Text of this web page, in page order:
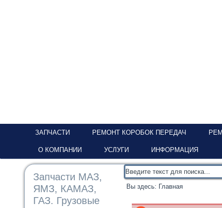
ЗАПЧАСТИ РЕМОНТ КОРОБОК ПЕРЕДАЧ
О КОМПАНИИ УСЛУГИ ИНФОРМАЦИЯ
Запчасти МАЗ,
ЯМЗ, КАМАЗ,
ГАЗ. Грузовые
Вы здесь: Главная